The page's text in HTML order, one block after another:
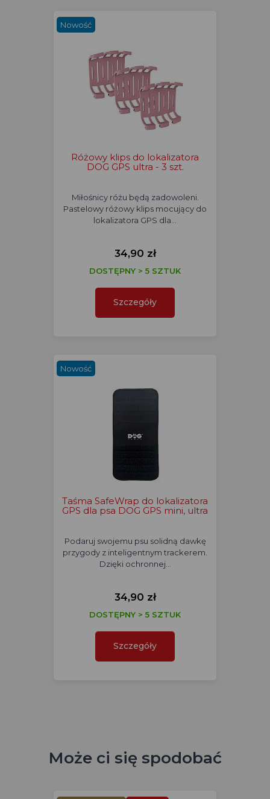
Nowość
Różowy klips do lokalizatora
DOG GPS ultra - 3 szt.
Miłośnicy różu będą zadowoleni.
Pastelowy różowy klips mocujący do
lokalizatora GPS dla…
34,90 zł
DOSTĘPNY > 5 SZTUK
Szczegóły
Nowość
Taśma SafeWrap do lokalizatora
GPS dla psa DOG GPS mini, ultra
Podaruj swojemu psu solidną dawkę
przygody z inteligentnym trackerem.
Dzięki ochronnej…
34,90 zł
DOSTĘPNY > 5 SZTUK
Szczegóły
Może ci się spodobać